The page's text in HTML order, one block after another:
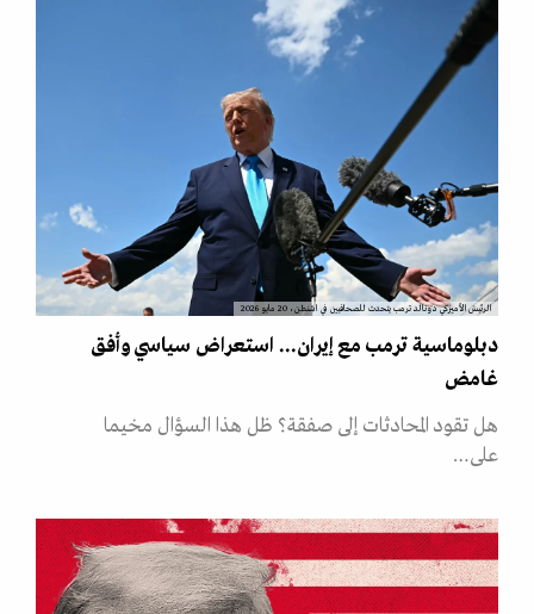
الرئيس الأميركي دونالد ترمب يتحدث للصحافيين في اشنطن، 20 مايو 2026
دبلوماسية ترمب مع إيران... استعراض سياسي وأفق
غامض
هل تقود المحادثات إلى صفقة؟ ظل هذا السؤال مخيما
على…